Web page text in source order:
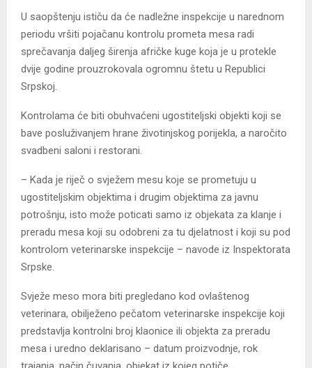
U saopštenju ističu da će nadležne inspekcije u narednom
periodu vršiti pojačanu kontrolu prometa mesa radi
sprečavanja daljeg širenja afričke kuge koja je u protekle
dvije godine prouzrokovala ogromnu štetu u Republici
Srpskoj.
Kontrolama će biti obuhvaćeni ugostiteljski objekti koji se
bave posluživanjem hrane životinjskog porijekla, a naročito
svadbeni saloni i restorani.
– Kada je riječ o svježem mesu koje se prometuju u
ugostiteljskim objektima i drugim objektima za javnu
potrošnju, isto može poticati samo iz objekata za klanje i
preradu mesa koji su odobreni za tu djelatnost i koji su pod
kontrolom veterinarske inspekcije – navode iz Inspektorata
Srpske.
Svježe meso mora biti pregledano kod ovlaštenog
veterinara, obilježeno pečatom veterinarske inspekcije koji
predstavlja kontrolni broj klaonice ili objekta za preradu
mesa i uredno deklarisano – datum proizvodnje, rok